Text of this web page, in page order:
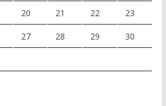
20 21 22 23
27 28 29 30